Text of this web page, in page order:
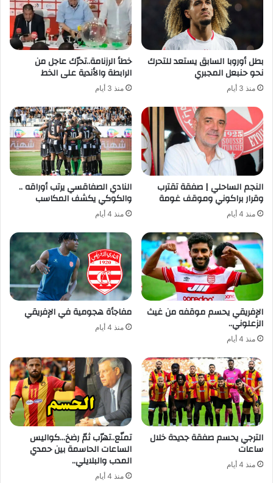
بطل أوروبا السابق يستعد للتحرك
نحو حنبعل المجبري
منذ 3 أيام
خطأ الرزنامة..تحرّك عاجل من
الرابطة والأندية على الخط
منذ 3 أيام
النجم الساحلي | صفقة تقترب
وقرار براكوني وموقف غومة
منذ 4 أيام
النادي الصفاقسي يرتب أوراقه ..
والكوكي يكشف المكاسب
منذ 4 أيام
الإفريقي يحسم موقفه من غيث
الزعلوني..
منذ 4 أيام
مفاجأة هجومية في الإفريقي
منذ 4 أيام
الترجي يحسم صفقة جديدة خلال
ساعات
منذ 4 أيام
تمنّع..تهرّب ثمّ رضخ…كواليس
الساعات الحاسمة بين حمدي
المدب والبلايلي..
منذ 4 أيام